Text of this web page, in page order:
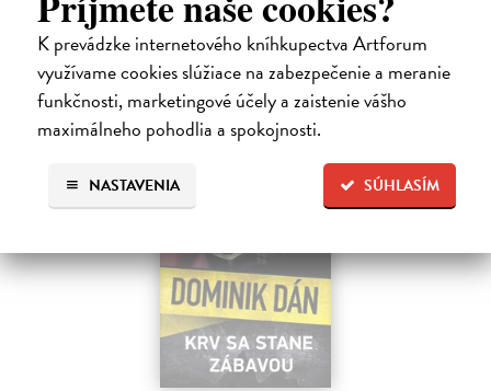
K prevádzke internetového kníhkupectva Artforum
využívame cookies slúžiace na zabezpečenie a meranie
funkčnosti, marketingové účely a zaistenie vášho
maximálneho pohodlia a spokojnosti.
SÚHLASÍM
NASTAVENIA
15,91 €
16,40 € ?